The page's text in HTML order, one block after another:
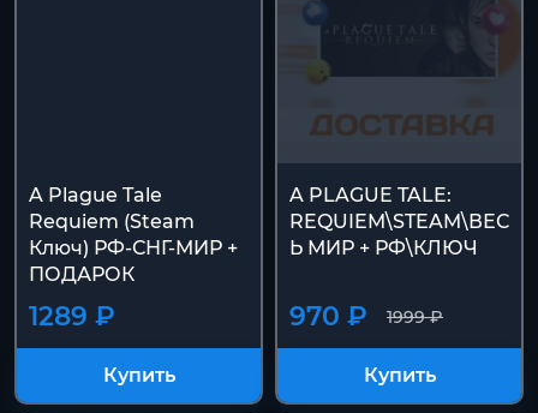
A Plague Tale
Requiem (Steam
Ключ) РФ-СНГ-МИР +
ПОДАРОК
1289 ₽
Купить
A PLAGUE TALE:
REQUIEM\STEAM\ВЕС
Ь МИР + РФ\КЛЮЧ
1999 ₽
970 ₽
Купить